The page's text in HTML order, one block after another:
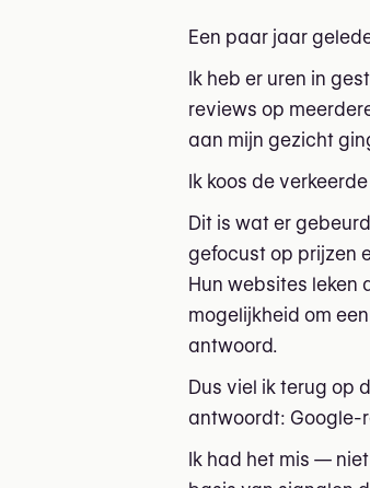
Een paar jaar
Ik heb er uren in
reviews op
aan mijn gezicht
Ik koos de
Dit is wat er
gefocust op prijzen
Hun websites
mogelijkheid om
antwoord.
Dus viel ik terug op
antwoordt: Google-
Ik had het mis —